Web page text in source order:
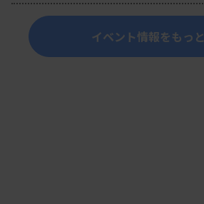
イベント情報をもっ